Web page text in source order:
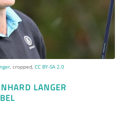
, cropped, CC BY-SA 2.0
LANGER